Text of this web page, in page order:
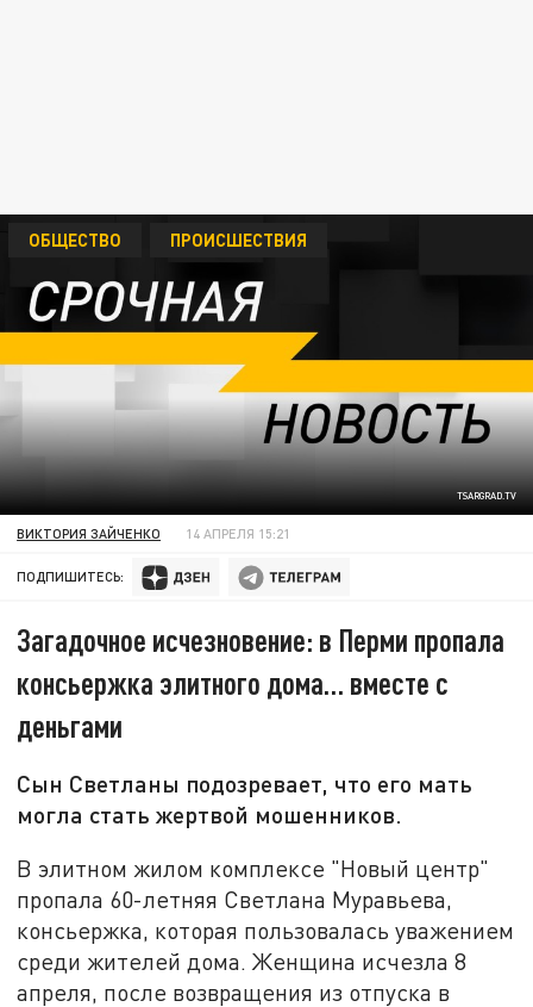
TSARGRAD.TV
ОБЩЕСТВО ПРОИСШЕСТВИЯ
ВИКТОРИЯ ЗАЙЧЕНКО 14 АПРЕЛЯ 15:21
ПОДПИШИТЕСЬ:
Загадочное исчезновение: в Перми пропала
консьержка элитного дома… вместе с
деньгами
Сын Светланы подозревает, что его мать
могла стать жертвой мошенников.
В элитном жилом комплексе "Новый центр"
пропала 60-летняя Светлана Муравьева,
консьержка, которая пользовалась уважением
среди жителей дома. Женщина исчезла 8
апреля, после возвращения из отпуска в